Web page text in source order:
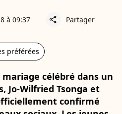
à 09:37 share Partager
préférées
célébré dans un
Jo-Wilfried Tsonga et
confirmé